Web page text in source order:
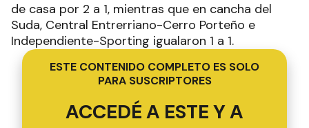
de casa por 2 a 1, mientras que en cancha del
Suda, Central Entrerriano-Cerro Porteño e
Independiente-Sporting igualaron 1 a 1.
ESTE CONTENIDO COMPLETO ES SOLO
PARA SUSCRIPTORES
ACCEDÉ A ESTE Y A